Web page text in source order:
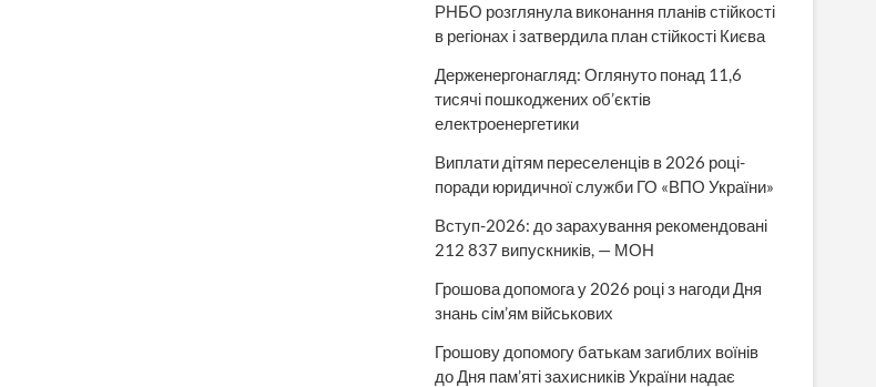
РНБО розглянула виконання планів стійкості
в регіонах і затвердила план стійкості Києва
Держенергонагляд: Оглянуто понад 11,6
тисячі пошкоджених об’єктів
електроенергетики
Виплати дітям переселенців в 2026 році-
поради юридичної служби ГО «ВПО України»
Вступ-2026: до зарахування рекомендовані
212 837 випускників, — МОН
Грошова допомога у 2026 році з нагоди Дня
знань сім’ям військових
Грошову допомогу батькам загиблих воїнів
до Дня пам’яті захисників України надає